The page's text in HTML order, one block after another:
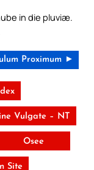
in die pluviæ.
Proximum ►
Vulgate – NT
Osee
Site